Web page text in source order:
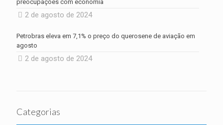
preocupações com economia
2 de agosto de 2024
Petrobras eleva em 7,1% o preço do querosene de aviação em
agosto
2 de agosto de 2024
Categorias